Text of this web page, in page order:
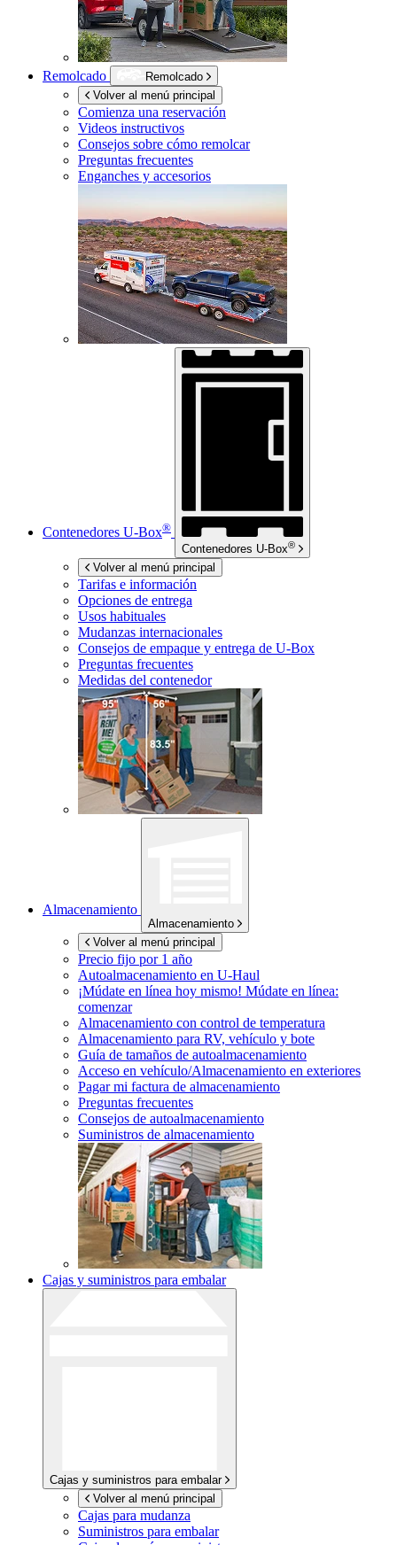
Remolcado
Remolcado
Volver al menú principal
Comienza una reservación
Videos instructivos
Consejos sobre cómo remolcar
Preguntas frecuentes
Enganches y accesorios
Contenedores U-Box®
Contenedores U-Box®
Volver al menú principal
Tarifas e información
Opciones de entrega
Usos habituales
Mudanzas internacionales
Consejos de empaque y entrega de U-Box
Preguntas frecuentes
Medidas del contenedor
Almacenamiento
Almacenamiento
Volver al menú principal
Precio fijo por 1 año
Autoalmacenamiento en U-Haul
¡Múdate en línea hoy mismo! Múdate en línea:
comenzar
Almacenamiento con control de temperatura
Almacenamiento para RV, vehículo y bote
Guía de tamaños de autoalmacenamiento
Acceso en vehículo/Almacenamiento en exteriores
Pagar mi factura de almacenamiento
Preguntas frecuentes
Consejos de autoalmacenamiento
Suministros de almacenamiento
Cajas y suministros para embalar
Cajas y suministros para embalar
Volver al menú principal
Cajas para mudanza
Suministros para embalar